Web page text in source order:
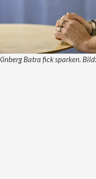
Batra fick sparken.